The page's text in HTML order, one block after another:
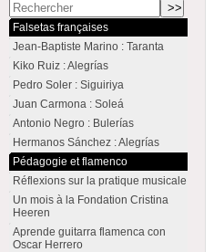
Falsetas françaises
Jean-Baptiste Marino : Taranta
Kiko Ruiz : Alegrías
Pedro Soler : Siguiriya
Juan Carmona : Soleá
Antonio Negro : Bulerías
Hermanos Sánchez : Alegrías
Pédagogie et flamenco
Réflexions sur la pratique musicale
Un mois à la Fondation Cristina
Heeren
Aprende guitarra flamenca con
Oscar Herrero